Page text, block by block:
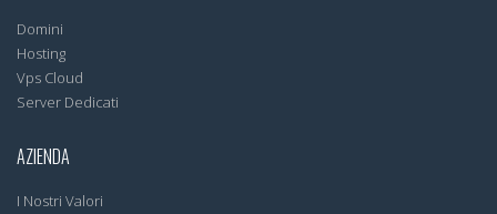
Domini
Hosting
Vps Cloud
Server Dedicati
AZIENDA
I Nostri Valori